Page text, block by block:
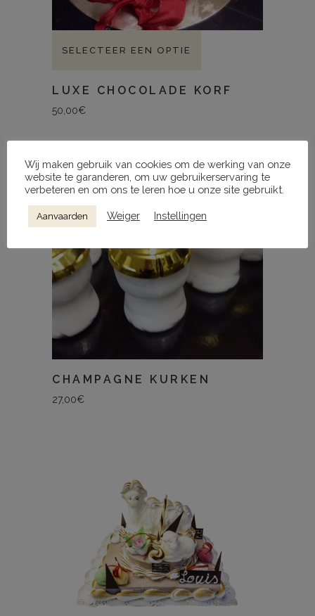
SELECTEER EEN OPTIE
LUXE CHOCOLADE KORF
50,00€
CHAMPAGNE KURKEN
27,00€
Wij maken gebruik van cookies om de werking van onze
website te garanderen, om uw gebruikerservaring te
verbeteren en om ons te leren hoe u onze site gebruikt.
Aanvaarden Weiger Instellingen